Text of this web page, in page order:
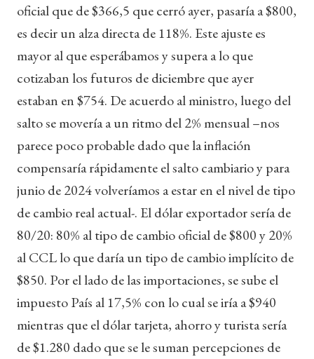
oficial que de $366,5 que cerró ayer, pasaría a $800,
es decir un alza directa de 118%. Este ajuste es
mayor al que esperábamos y supera a lo que
cotizaban los futuros de diciembre que ayer
estaban en $754. De acuerdo al ministro, luego del
salto se movería a un ritmo del 2% mensual –nos
parece poco probable dado que la inflación
compensaría rápidamente el salto cambiario y para
junio de 2024 volveríamos a estar en el nivel de tipo
de cambio real actual-. El dólar exportador sería de
80/20: 80% al tipo de cambio oficial de $800 y 20%
al CCL lo que daría un tipo de cambio implícito de
$850. Por el lado de las importaciones, se sube el
impuesto País al 17,5% con lo cual se iría a $940
mientras que el dólar tarjeta, ahorro y turista sería
de $1.280 dado que se le suman percepciones de